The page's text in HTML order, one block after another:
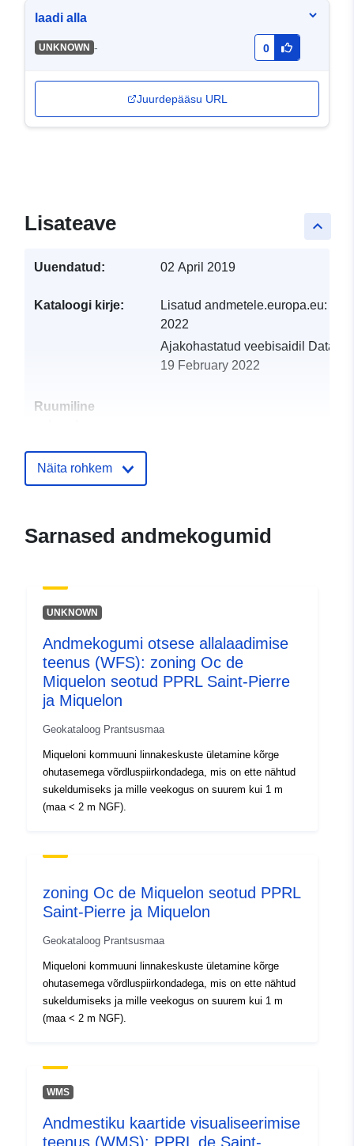
laadi alla
UNKNOWN - 0
Juurdepääsu URL
keyboard_arrow_up
Lisateave
Uuendatud: 02 April 2019
Kataloogi kirje: Lisatud andmetele.europa.eu:
2022
Ajakohastatud veebisaidil
19 February 2022
Ruumiline
Identifikaatorid:
d4fd-4bc3-9737-
4b0a-bcfb-75e39ede2df8
Tüüp:
Ressurss:
http://inspire.ec.europa.eu/
Näita rohkem
Sarnased andmekogumid
UNKNOWN
Andmekogumi otsese allalaadimise
teenus (WFS): zoning Oc de
Miquelon seotud PPRL Saint-Pierre
ja Miquelon
Geokataloog Prantsusmaa
Miqueloni kommuuni linnakeskuste ületamine kõrge
ohutasemega võrdluspiirkondadega, mis on ette nähtud
sukeldumiseks ja mille veekogus on suurem kui 1 m
(maa < 2 m NGF).
zoning Oc de Miquelon seotud PPRL
Saint-Pierre ja Miquelon
Geokataloog Prantsusmaa
Miqueloni kommuuni linnakeskuste ületamine kõrge
ohutasemega võrdluspiirkondadega, mis on ette nähtud
sukeldumiseks ja mille veekogus on suurem kui 1 m
(maa < 2 m NGF).
WMS
Andmestiku kaartide visualiseerimise
teenus (WMS): PPRL de Saint-